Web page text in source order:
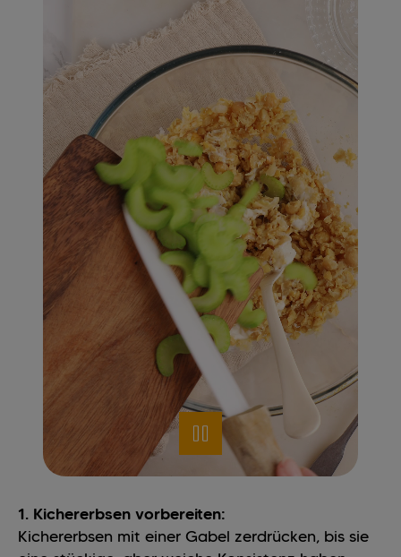
1. Kichererbsen vorbereiten:
Kichererbsen mit einer Gabel zerdrücken, bis sie